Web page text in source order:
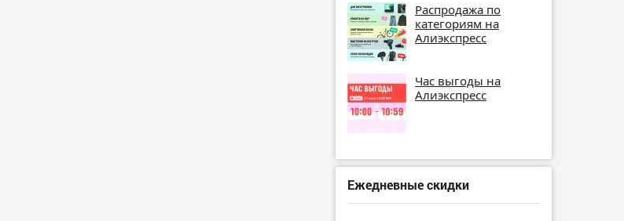
Распродажа по
категориям на
Алиэкспресс
Час выгоды на
Алиэкспресс
Ежедневные скидки